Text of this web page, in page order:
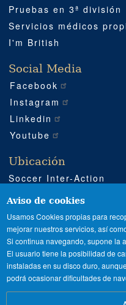
Pruebas en 3ª división
Servicios médicos
I'm British
Social Media
Facebook
Instagram
Linkedin
Youtube
Ubicación
Soccer Inter-Action
Enguera (Valencia)
+34 962 224 243
+34 685 911 364
Aviso de cookies
Usamos Cookies propias para
mejorar nuestros servicios, así
Si continua navegando, supone la
El usuario tiene la posibilidad de
instaladas en su disco duro,
podrá ocasionar dificultades de